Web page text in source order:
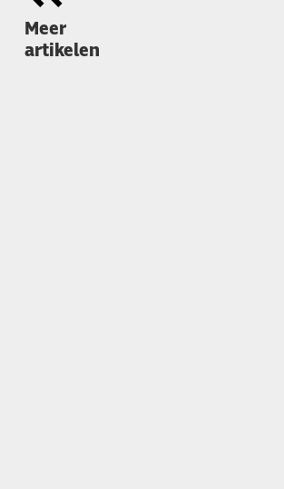
Meer
artikelen